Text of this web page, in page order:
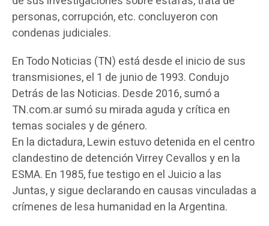
personas, corrupción, etc. concluyeron con
condenas judiciales.
En Todo Noticias (TN) está desde el inicio de sus
transmisiones, el 1 de junio de 1993. Condujo
Detrás de las Noticias. Desde 2016, sumó a
TN.com.ar sumó su mirada aguda y crítica en
temas sociales y de género.
En la dictadura, Lewin estuvo detenida en el centro
clandestino de detención Virrey Cevallos y en la
ESMA. En 1985, fue testigo en el Juicio a las
Juntas, y sigue declarando en causas vinculadas a
crímenes de lesa humanidad en la Argentina.